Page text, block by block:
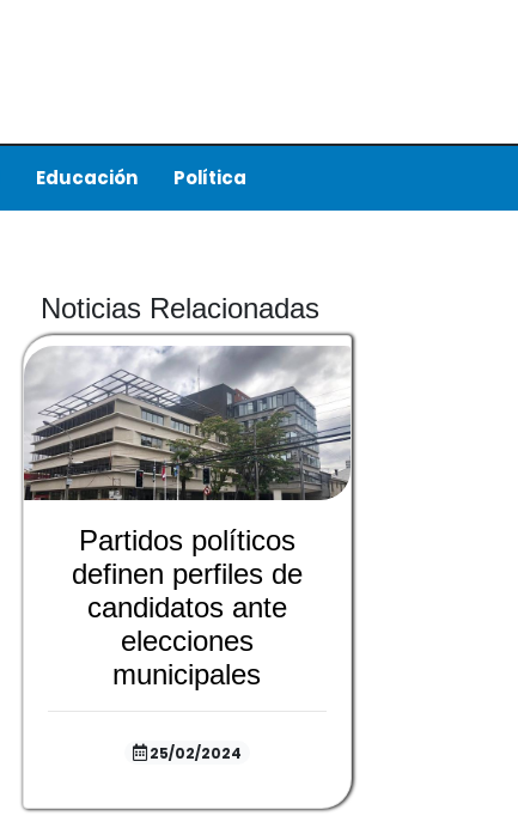
Educación Política
Noticias Relacionadas
Partidos políticos
definen perfiles de
candidatos ante
elecciones
municipales
25/02/2024